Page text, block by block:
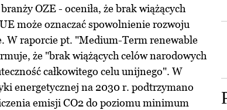
OZE - oceniła, że brak wiążących
może oznaczać spowolnienie rozwoju
W raporcie pt. "Medium-Term renewable
że "brak wiążących celów narodowych
całkowitego celu unijnego". W
energetycznej na 2030 r. podtrzymano
emisji CO2 do poziomu minimum